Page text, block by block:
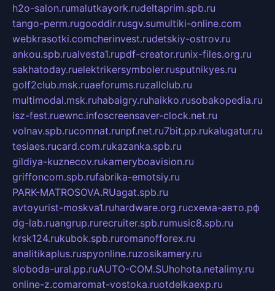
h2o-salon.rumalutkayork.rudeltaprim.spb.ru
tango-perm.rugooddir.rusgv.sumultiki-online.com
webkrasotki.comcherinvest.rudetskiy-ostrov.ru
ankou.spb.rualvesta1.rupdf-creator.runix-files.org.ru
sakhatoday.ruelektrikersymboler.rusputnikyes.ru
golf2club.msk.ruaeforums.ruzallclub.ru
multimodal.msk.ruhabaigry.ruhaikko.rusobakopedia.ru
isz-fest.ruewnc.infoscreensaver-clock.net.ru
volnav.spb.rucomnat.runpf.net.ru7bit.pp.rukalugatur.ru
tesiaes.rucard.com.rukazanka.spb.ru
gildiya-kuznecov.rukameryboavision.ru
griffoncom.spb.rufabrika-emotsiy.ru
PARK-MATROSOVA.RUagat.spb.ru
avtoyurist-moskva1.ruhardware.org.ruсхема-авто.рф
dg-lab.ruangrup.rurecruiter.spb.rumusic8.spb.ru
krsk124.rukubok.spb.ruromanofforex.ru
analitikaplus.ruspyonline.ruzosikamery.ru
sloboda-ural.pp.ruAUTO-COM.SUhohota.netalimy.ru
online-z.comaromat-vostoka.ruotdelkaexp.ru